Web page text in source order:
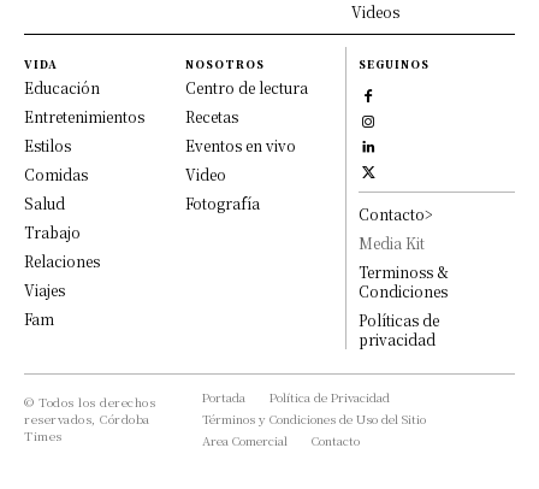
Videos
VIDA
Educación
Entretenimientos
Estilos
Comidas
Salud
Trabajo
Relaciones
Viajes
Fam
NOSOTROS
Centro de lectura
Recetas
Eventos en vivo
Video
Fotografía
SEGUINOS
Contacto>
Media Kit
Terminoss &
Condiciones
Políticas de
privacidad
© Todos los derechos
reservados, Córdoba
Times
Portada
Política de Privacidad
Términos y Condiciones de Uso del Sitio
Area Comercial
Contacto